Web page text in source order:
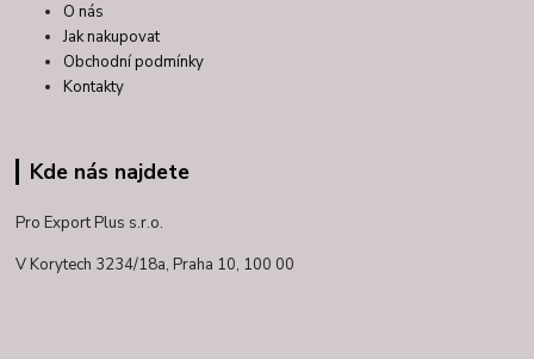
O nás
Jak nakupovat
Obchodní podmínky
Kontakty
Kde nás najdete
Pro Export Plus s.r.o.
V Korytech 3234/18a, Praha 10, 100 00